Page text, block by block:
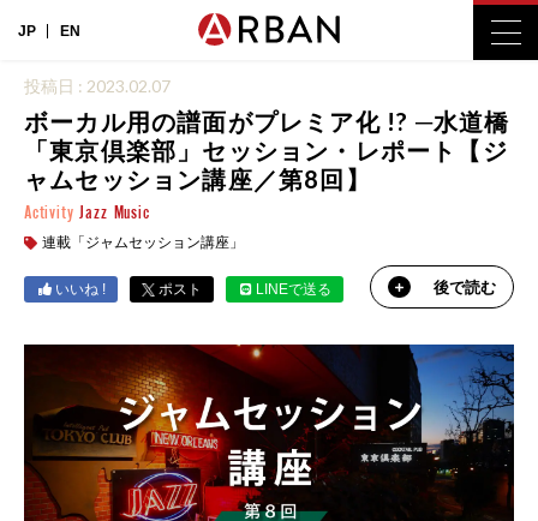
JP EN
投稿日 : 2023.02.07
ボーカル用の譜面がプレミア化 !? ─水道橋
「東京倶楽部」セッション・レポート【ジ
ャムセッション講座／第8回】
Activity Jazz Music
連載「ジャムセッション講座」
いいね ! ポスト LINEで送る 後で読む